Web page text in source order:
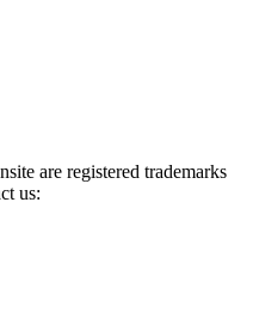
are registered trademarks
us: